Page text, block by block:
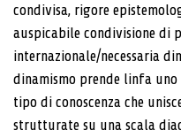
condivisa, rigore
auspicabile condivisione di
internazionale/necessaria
dinamismo prende linfa
tipo di conoscenza che
strutturate su una scala